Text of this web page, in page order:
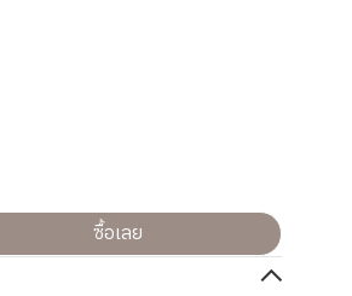
ซื้อเลย